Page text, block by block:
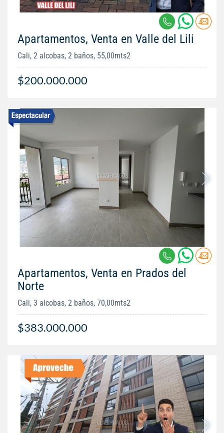
Apartamentos, Venta en Valle del Lili
Cali, 2 alcobas, 2 baños, 55,00mts2
$200.000.000
Apartamentos, Venta en Prados del
Norte
Cali, 3 alcobas, 2 baños, 70,00mts2
$383.000.000